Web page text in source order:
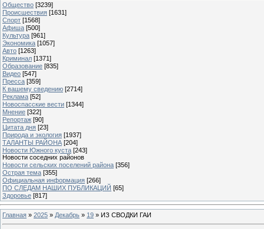
Общество [3239]
Происшествия [1631]
Спорт [1568]
Афиша [500]
Культура [961]
Экономика [1057]
Авто [1263]
Криминал [1371]
Образование [835]
Видео [547]
Пресса [359]
К вашему сведению [2714]
Реклама [52]
Новоспасские вести [1344]
Мнение [322]
Репортаж [90]
Цитата дня [23]
Природа и экология [1937]
ТАЛАНТЫ РАЙОНА [204]
Новости Южного куста [243]
Новости соседних районов
Новости сельских поселений района [356]
Острая тема [355]
Официальная информация [266]
ПО СЛЕДАМ НАШИХ ПУБЛИКАЦИЙ [65]
Здоровье [817]
Главная » 2025 » Декабрь » 19 » ИЗ СВОДКИ ГАИ